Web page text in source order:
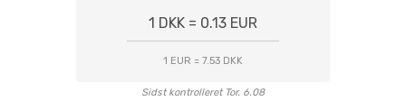
1 DKK = 0.13 EUR
1 EUR = 7.53 DKK
Sidst kontrolleret Tor. 6.08